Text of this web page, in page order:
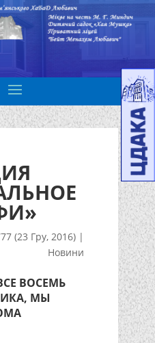
(23 Гру, 2016) |
Новини
ВОСЕМЬ
МЫ